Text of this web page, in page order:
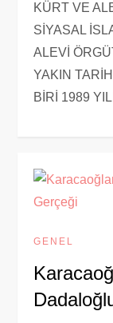
KÜRT VE
SİYASAL
ALEVİ
YAKIN
BİRİ 1989
GENEL